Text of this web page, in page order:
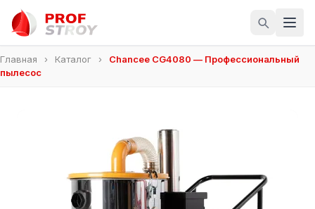
Главная › Каталог ›
Chancee CG4080 — Профессиональный
пылесос